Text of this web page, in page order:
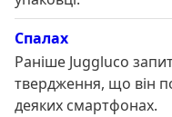
Спалах
Раніше Juggluco
твердження, що він
деяких смартфонах.